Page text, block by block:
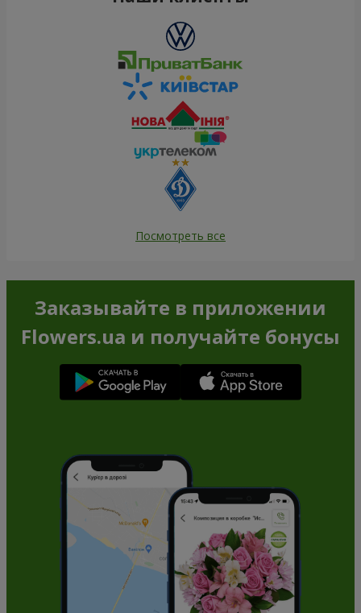
Посмотреть все
Заказывайте в приложении
Flowers.ua и получайте бонусы